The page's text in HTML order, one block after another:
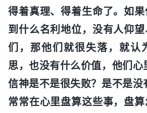
得着真理、得着生命了。如
到什么名利地位，没有人仰
们，那他们就很失落，就认
思，也没有什么价值，他们心
信神是不是很失败？是不是没
常常在心里盘算这些事，盘